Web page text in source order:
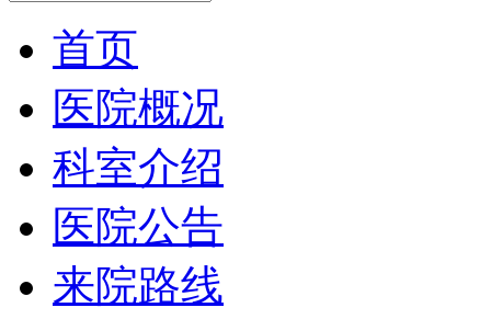
首页
医院概况
科室介绍
医院公告
来院路线